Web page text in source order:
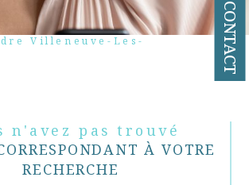
CONTACT
n'avez pas trouvé
À VOTRE
RECHERCHE